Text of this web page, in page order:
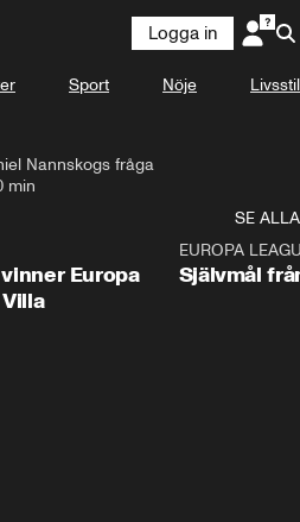
Logga in
Sport Nöje Livsstil
Nannskogs fråga
min
SE ALLA
Europa
EUROPA
Självmål